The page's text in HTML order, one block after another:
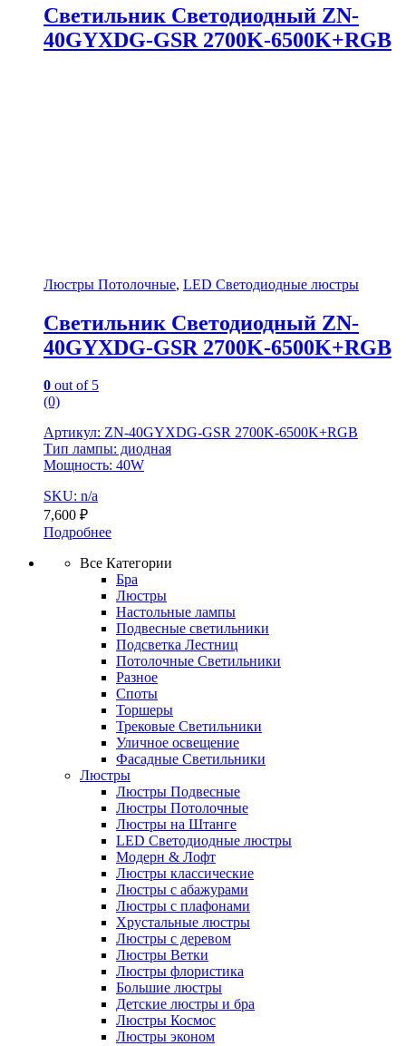
Светильник Светодиодный ZN-
40GYXDG-GSR 2700K-6500K+RGB
Люстры Потолочные, LED Светодиодные люстры
Светильник Светодиодный ZN-
40GYXDG-GSR 2700K-6500K+RGB
0 out of 5
(0)
Артикул: ZN-40GYXDG-GSR 2700K-6500K+RGB
Тип лампы: диодная
Мощность: 40W
SKU: n/a
7,600 ₽
Подробнее
Все Категории
Бра
Люстры
Настольные лампы
Подвесные светильники
Подсветка Лестниц
Потолочные Светильники
Разное
Споты
Торшеры
Трековые Светильники
Уличное освещение
Фасадные Светильники
Люстры
Люстры Подвесные
Люстры Потолочные
Люстры на Штанге
LED Светодиодные люстры
Модерн & Лофт
Люстры классические
Люстры с абажурами
Люстры с плафонами
Хрустальные люстры
Люстры с деревом
Люстры Ветки
Люстры флористика
Большие люстры
Детские люстры и бра
Люстры Космос
Люстры эконом